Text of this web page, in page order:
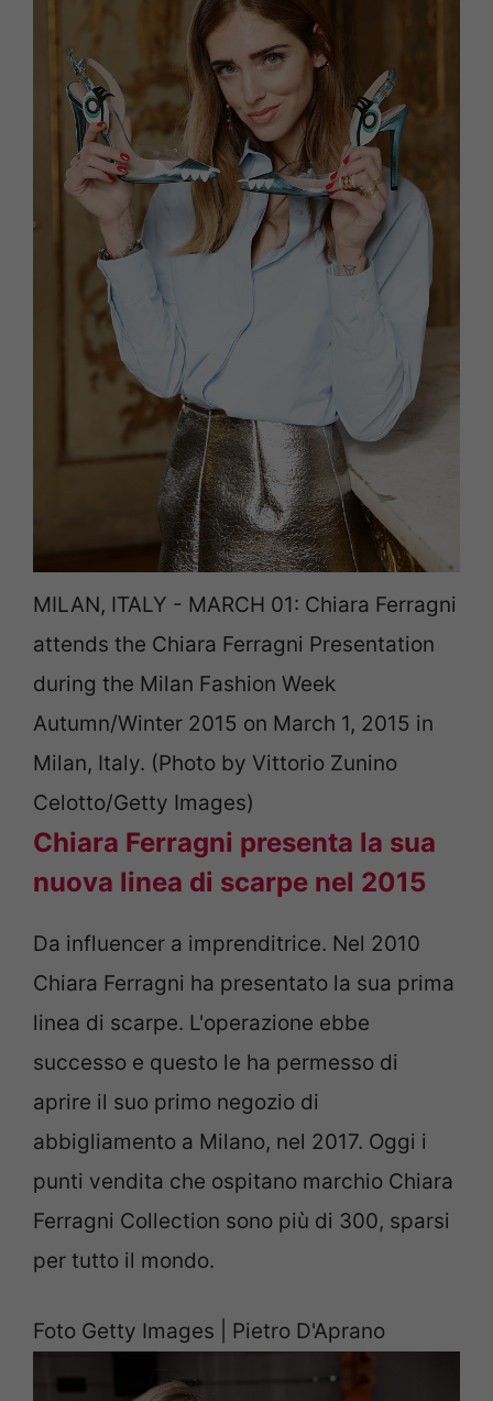
MILAN, ITALY - MARCH 01: Chiara Ferragni
attends the Chiara Ferragni Presentation
during the Milan Fashion Week
Autumn/Winter 2015 on March 1, 2015 in
Milan, Italy. (Photo by Vittorio Zunino
Celotto/Getty Images)
Chiara Ferragni presenta la sua
nuova linea di scarpe nel 2015
Da influencer a imprenditrice. Nel 2010
Chiara Ferragni ha presentato la sua prima
linea di scarpe. L'operazione ebbe
successo e questo le ha permesso di
aprire il suo primo negozio di
abbigliamento a Milano, nel 2017. Oggi i
punti vendita che ospitano marchio Chiara
Ferragni Collection sono più di 300, sparsi
per tutto il mondo.
Foto Getty Images | Pietro D'Aprano